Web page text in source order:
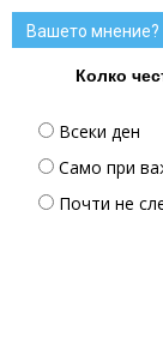
Вашето мнение?
Колко
Всеки ден
Само при
Почти не